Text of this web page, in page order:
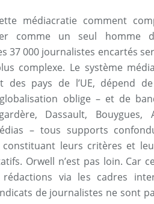
médiacratie comment
comme un seul homme
37 000 journalistes encartés
complexe. Le système
des pays de l’UE, dépend
oblige – et de
Dassault,
– tous supports
constituant leurs critères et
Orwell n’est pas loin. Car
via les cadres
de journalistes ne sont